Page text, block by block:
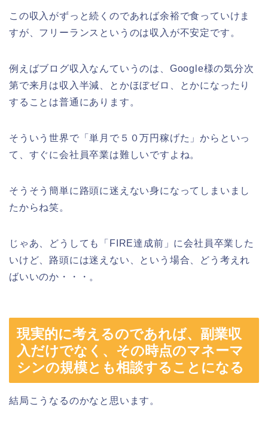
この収入がずっと続くのであれば余裕で食っていけま
すが、フリーランスというのは収入が不安定です。
例えばブログ収入なんていうのは、Google様の気分次
第で来月は収入半減、とかほぼゼロ、とかになったり
することは普通にあります。
そういう世界で「単月で５０万円稼げた」からといっ
て、すぐに会社員卒業は難しいですよね。
そうそう簡単に路頭に迷えない身になってしまいまし
たからね笑。
じゃあ、どうしても「FIRE達成前」に会社員卒業した
いけど、路頭には迷えない、という場合、どう考えれ
ばいいのか・・・。
現実的に考えるのであれば、副業収
入だけでなく、その時点のマネーマ
シンの規模とも相談することになる
結局こうなるのかなと思います。